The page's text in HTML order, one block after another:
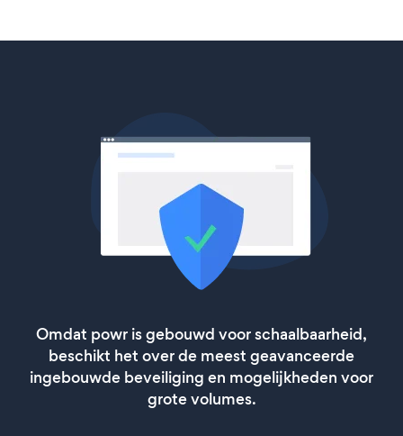
Omdat powr is gebouwd voor schaalbaarheid,
beschikt het over de meest geavanceerde
ingebouwde beveiliging en mogelijkheden voor
grote volumes.